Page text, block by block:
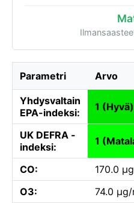
Parametri Arvo
Yhdysvaltain
EPA-indeksi:
1 (Hyvä)
UK DEFRA -
indeksi:
1
CO:
170.0
O3:
74.0 µg/